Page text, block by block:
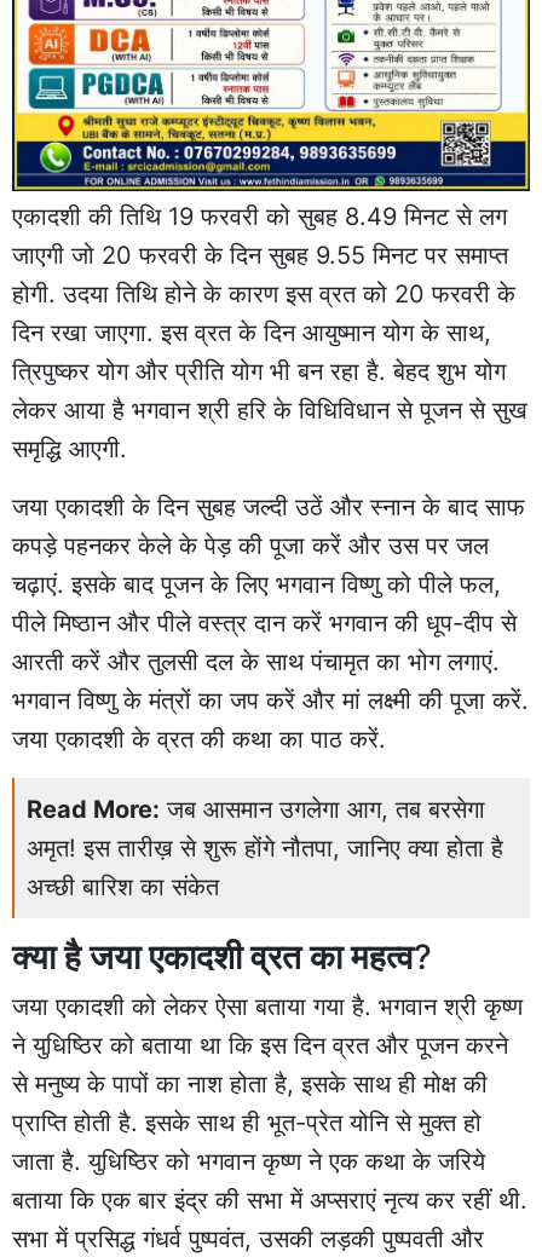
एकादशी की तिथि 19 फरवरी को सुबह 8.49 मिनट से लग
जाएगी जो 20 फरवरी के दिन सुबह 9.55 मिनट पर समाप्त
होगी. उदया तिथि होने के कारण इस व्रत को 20 फरवरी के
दिन रखा जाएगा. इस व्रत के दिन आयुष्‍मान योग के साथ,
त्रिपुष्‍कर योग और प्रीति योग भी बन रहा है. बेहद शुभ योग
लेकर आया है भगवान श्री हरि के विधिविधान से पूजन से सुख
समृद्धि आएगी.
जया एकादशी के दिन सुबह जल्‍दी उठें और स्‍नान के बाद साफ
कपड़े पहनकर केले के पेड़ की पूजा करें और उस पर जल
चढ़ाएं. इसके बाद पूजन के लिए भगवान विष्‍णु को पीले फल,
पीले मिष्‍ठान और पीले वस्‍त्र दान करें भगवान की धूप-दीप से
आरती करें और तुलसी दल के साथ पंचामृत का भोग लगाएं.
भगवान विष्‍णु के मंत्रों का जप करें और मां लक्ष्‍मी की पूजा करें.
जया एकादशी के व्रत की कथा का पाठ करें.
Read More: जब आसमान उगलेगा आग, तब बरसेगा
अमृत! इस तारीख़ से शुरू होंगे नौतपा, जानिए क्या होता है
अच्छी बारिश का संकेत
क्या है जया एकादशी व्रत का महत्व?
जया एकादशी को लेकर ऐसा बताया गया है. भगवान श्री कृष्ण
ने युधिष्ठिर को बताया था कि इस दिन व्रत और पूजन करने
से मनुष्य के पापों का नाश होता है, इसके साथ ही मोक्ष की
प्राप्ति होती है. इसके साथ ही भूत-प्रेत योनि से मुक्त हो
जाता है. युधिष्ठिर को भगवान कृष्ण ने एक कथा के जरिये
बताया कि एक बार इंद्र की सभा में अप्सराएं नृत्य कर रहीं थी.
सभा में प्रसिद्ध गंधर्व पुष्पवंत, उसकी लड़की पुष्पवती और